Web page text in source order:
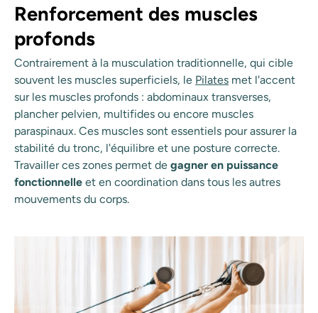
Renforcement des muscles
profonds
Contrairement à la musculation traditionnelle, qui cible
souvent les muscles superficiels, le Pilates met l'accent
sur les muscles profonds : abdominaux transverses,
plancher pelvien, multifides ou encore muscles
paraspinaux. Ces muscles sont essentiels pour assurer la
stabilité du tronc, l'équilibre et une posture correcte.
Travailler ces zones permet de gagner en puissance
fonctionnelle et en coordination dans tous les autres
mouvements du corps.